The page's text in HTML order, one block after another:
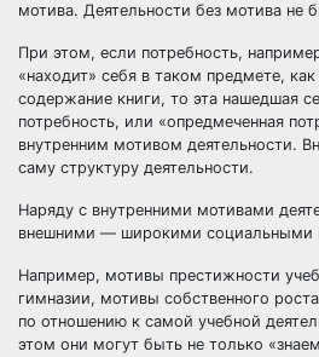
мотива. Деятельности без мотива не
При этом, если потребность,
«находит» себя в таком предмете,
содержание книги, то эта нашедшая
потребность, или «опредмеченная
внутренним мотивом деятельности.
саму структуру деятельности.
Наряду с внутренними мотивами
внешними — широкими социальными
Например, мотивы престижности
гимназии, мотивы собственного
по отношению к самой учебной
этом они могут быть не только